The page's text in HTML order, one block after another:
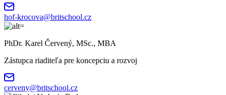
hof-krocova@britschool.cz
PhDr. Karel Červený, MSc., MBA
Zástupca riaditeľa pre koncepciu a rozvoj
cerveny@britschool.cz